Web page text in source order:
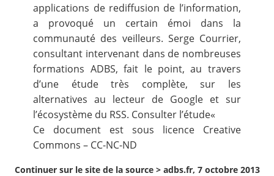
applications de rediffusion de l’information,
a provoqué un certain émoi dans la
communauté des veilleurs. Serge Courrier,
consultant intervenant dans de nombreuses
formations ADBS, fait le point, au travers
d’une étude très complète, sur les
alternatives au lecteur de Google et sur
l’écosystème du RSS. Consulter l’étude«
Ce document est sous licence Creative
Commons – CC-NC-ND
Continuer sur le site de la source > adbs.fr, 7 octobre 2013